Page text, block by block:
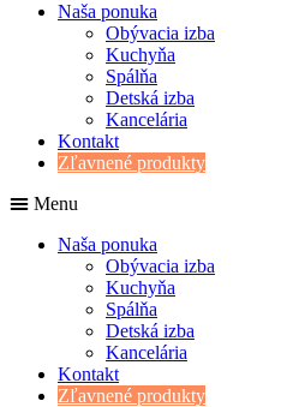
Naša ponuka
Obývacia izba
Kuchyňa
Spálňa
Detská izba
Kancelária
Kontakt
Zľavnené produkty
Menu
Naša ponuka
Obývacia izba
Kuchyňa
Spálňa
Detská izba
Kancelária
Kontakt
Zľavnené produkty